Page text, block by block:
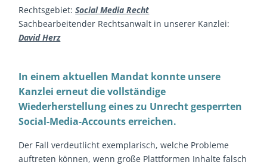
Rechtsgebiet:Social Media Recht
Sachbearbeitender Rechtsanwalt in unserer Kanzlei:
David Herz
In einem aktuellen Mandat konnte unsere
Kanzlei erneut die vollständige
Wiederherstellung eines zu Unrecht gesperrten
Social-Media-Accounts erreichen.
Der Fall verdeutlicht exemplarisch, welche Probleme
auftreten können, wenn große Plattformen Inhalte falsch